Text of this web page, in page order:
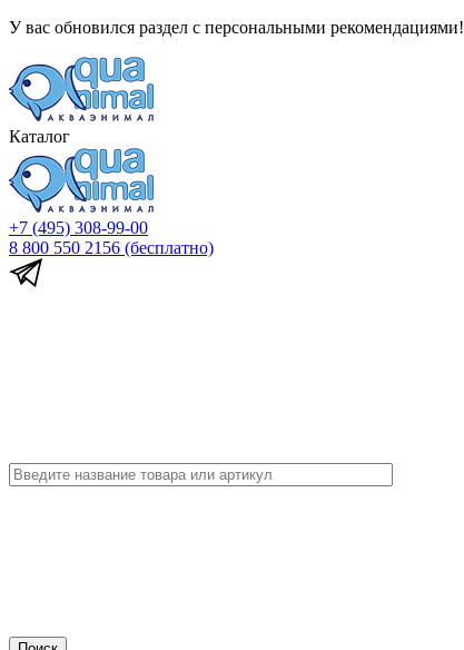
У вас обновился раздел с персональными рекомендациями!
Каталог
+7 (495) 308-99-00
8 800 550 2156 (бесплатно)